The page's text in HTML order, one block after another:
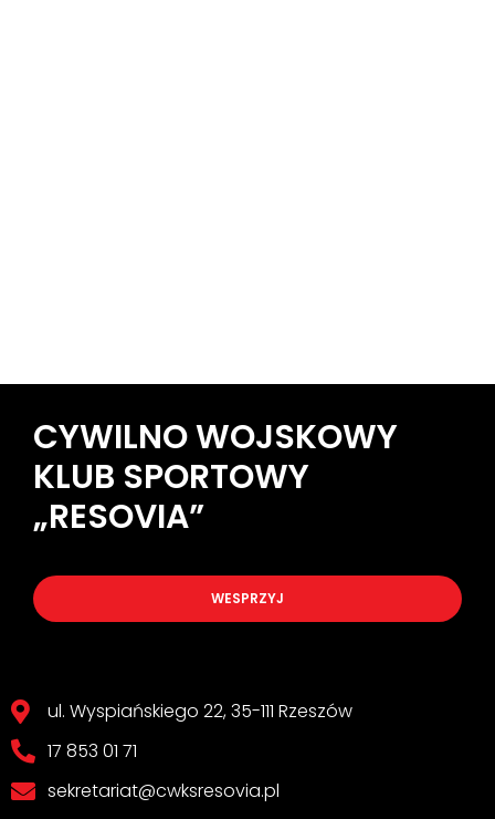
CYWILNO WOJSKOWY
KLUB SPORTOWY
„RESOVIA”
WESPRZYJ
ul. Wyspiańskiego 22, 35-111 Rzeszów
17 853 01 71
sekretariat@cwksresovia.pl